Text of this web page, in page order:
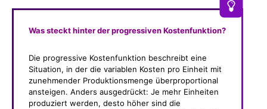
Was steckt hinter der progressiven Kostenfunktion?
Die progressive Kostenfunktion beschreibt eine
Situation, in der die variablen Kosten pro Einheit mit
zunehmender Produktionsmenge überproportional
ansteigen. Anders ausgedrückt: Je mehr Einheiten
produziert werden, desto höher sind die